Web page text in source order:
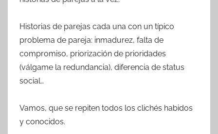
Historias de parejas cada una con un típico
problema de pareja: inmadurez, falta de
compromiso, priorización de prioridades
(válgame la redundancia), diferencia de status
social…
Vamos, que se repiten todos los clichés habidos
y conocidos.